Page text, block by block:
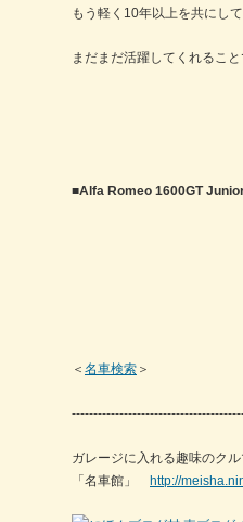
もう軽く10年以上を共にし
まだまだ活躍してくれるこ
■Alfa Romeo 1600GT
＜ 名車検索 ＞
ガレージに入れる趣味のク
「名車館」 http://